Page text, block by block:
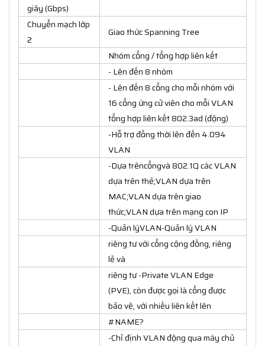
giây (Gbps)
Chuyển mạch lớp
2
Giao thức Spanning Tree
Nhóm cổng / tổng hợp liên kết
- Lên đến 8 nhóm
- Lên đến 8 cổng cho mỗi nhóm với
16 cổng ứng cử viên cho mỗi VLAN
tổng hợp liên kết 802.3ad (động)
-Hỗ trợ đồng thời lên đến 4.094
VLAN
-Dựa trêncổngvà 802.1Q các VLAN
dựa trên thẻ;VLAN dựa trên
MAC;VLAN dựa trên giao
thức;VLAN dựa trên mạng con IP
-Quản lýVLAN-Quản lý VLAN
riêng tư với cổng cộng đồng, riêng
lẻ và
riêng tư -Private VLAN Edge
(PVE), còn được gọi là cổng được
bảo vệ, với nhiều liên kết lên
#NAME?
-Chỉ định VLAN động qua máy chủ